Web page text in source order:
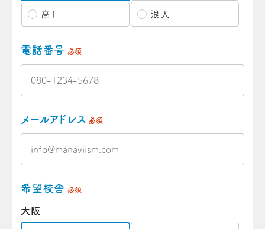
高1 浪人
電話番号 必須
メールアドレス 必須
希望校舎 必須
大阪